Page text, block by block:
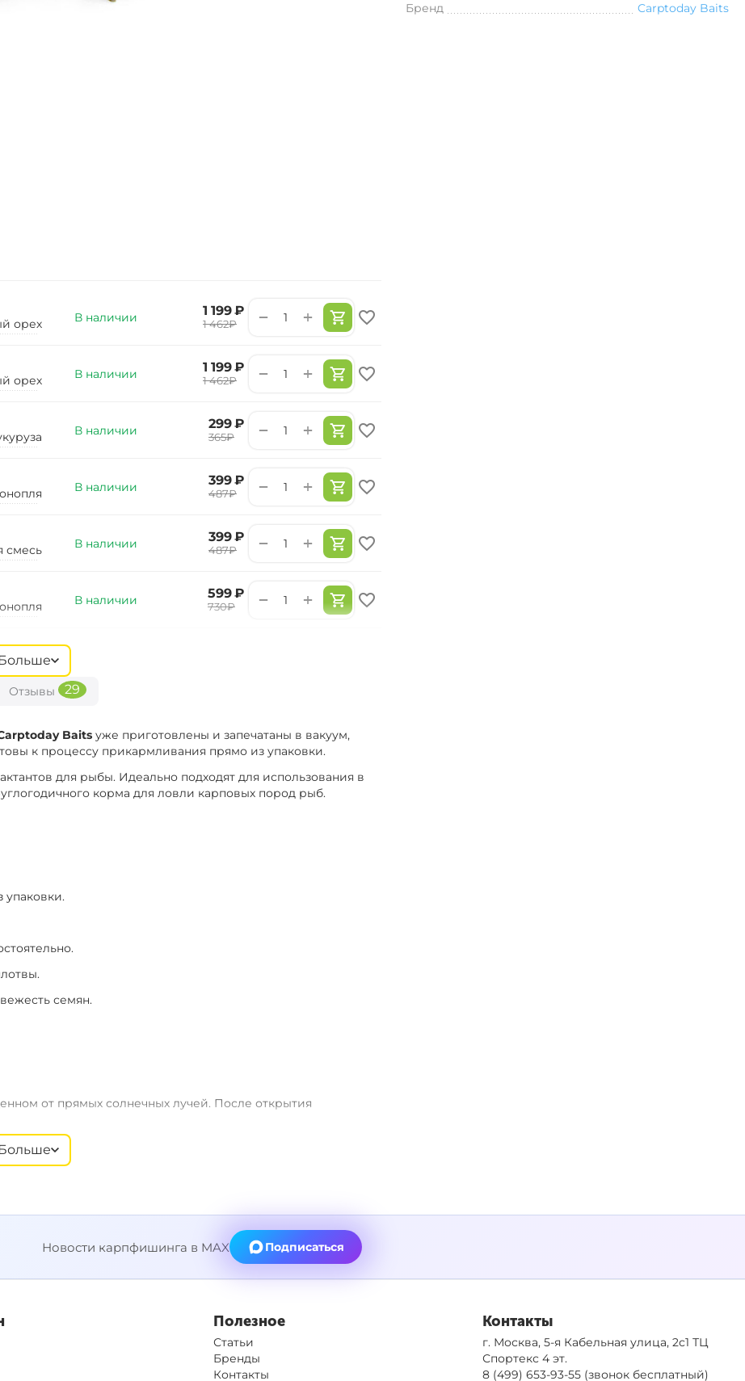
Бренд
Carptoday Baits
В наличии ‍1 199‍ ₽
‍1 462‍₽ +
−
орех
В наличии ‍1 199‍ ₽
‍1 462‍₽ +
−
орех
В наличии ‍299‍ ₽
‍365‍₽ +
−
В наличии ‍399‍ ₽
‍487‍₽ +
−
В наличии ‍399‍ ₽
‍487‍₽ +
−
смесь
В наличии ‍599‍ ₽
‍730‍₽ +
−
с чили
В наличии ‍599‍
‍730‍₽
Больше
Отзывы 29
Baits уже приготовлены и запечатаны в вакуум,
к процессу прикармливания прямо из упаковки.
для рыбы. Идеально подходят для использования в
корма для ловли карповых пород рыб.
упаковки.
семян.
от прямых солнечных лучей. После открытия
аминокомплекса
Больше
Новости карпфишинга в MAX Подписаться
Полезное
Статьи
Бренды
Контакты
Контакты
г. Москва, 5-я Кабельная улица, 2с1 ТЦ
Спортекс 4 эт.
8 (499) 653-93-55(звонок бесплатный)